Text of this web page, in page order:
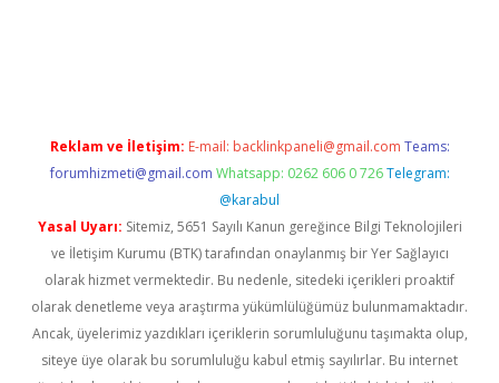
Reklam ve İletişim: E-mail: backlinkpaneli@gmail.com Teams:
forumhizmeti@gmail.com Whatsapp: 0262 606 0 726 Telegram:
@karabul
Yasal Uyarı: Sitemiz, 5651 Sayılı Kanun gereğince Bilgi Teknolojileri
ve İletişim Kurumu (BTK) tarafından onaylanmış bir Yer Sağlayıcı
olarak hizmet vermektedir. Bu nedenle, sitedeki içerikleri proaktif
olarak denetleme veya araştırma yükümlülüğümüz bulunmamaktadır.
Ancak, üyelerimiz yazdıkları içeriklerin sorumluluğunu taşımakta olup,
siteye üye olarak bu sorumluluğu kabul etmiş sayılırlar. Bu internet